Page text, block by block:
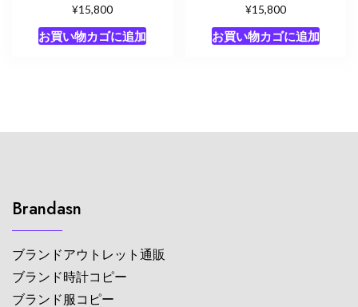
¥15,800
お買い物カゴに追加
¥15,800
お買い物カゴに追加
Brandasn
ブランドアウトレット通販
ブランド時計コピー
ブランド服コピー